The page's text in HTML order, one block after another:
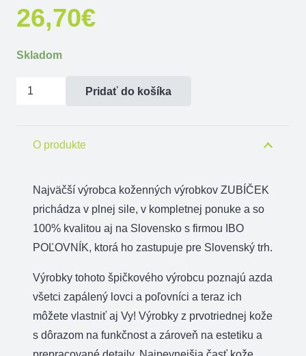
26,70€
Skladom
množstvo
mobilné
Pridať do košíka
O produkte
Najväčší výrobca koženných výrobkov ZUBÍČEK
prichádza v plnej sile, v kompletnej ponuke a so
100% kvalitou aj na Slovensko s firmou IBO
POĽOVNÍK, ktorá ho zastupuje pre Slovenský trh.
Výrobky tohoto špičkového výrobcu poznajú azda
všetci zapálený lovci a poľovníci a teraz ich
môžete vlastniť aj Vy! Výrobky z prvotriednej kože
s dôrazom na funkčnost a zároveň na estetiku a